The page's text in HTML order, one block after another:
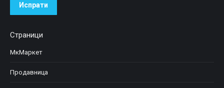
Испрати
Страници
МкМаркет
Продавница